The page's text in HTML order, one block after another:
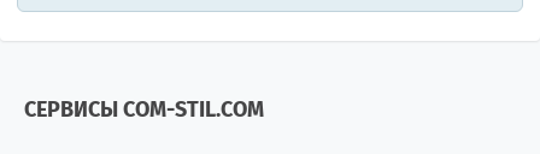
СЕРВИСЫ COM-STIL.COM